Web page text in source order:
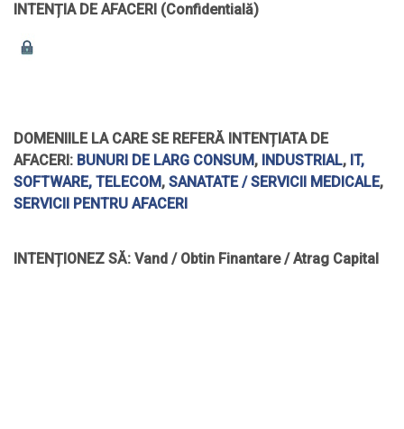
INTENȚIA DE AFACERI (Confidentială)
DOMENIILE LA CARE SE REFERĂ INTENȚIATA DE
AFACERI: BUNURI DE LARG CONSUM, INDUSTRIAL, IT,
SOFTWARE, TELECOM, SANATATE / SERVICII MEDICALE,
SERVICII PENTRU AFACERI
INTENȚIONEZ SĂ: Vand / Obtin Finantare / Atrag Capital